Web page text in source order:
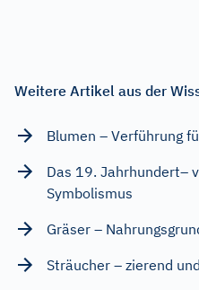
Weitere Artikel aus der
Blumen – Verführung
Das 19. Jahrhundert–
Symbolismus
Gräser –
Sträucher – zierend